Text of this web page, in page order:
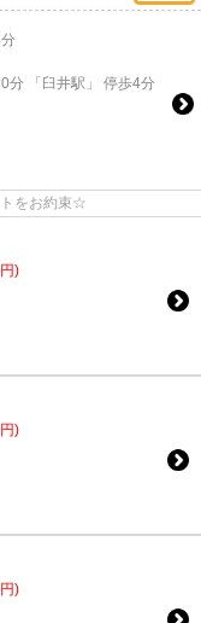
分 「臼井駅」 停歩4分
をお約束☆
)
)
)